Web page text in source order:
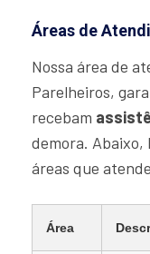
Áreas de
Nossa área de
Parelheiros,
recebam
demora. Abaixo,
áreas que
Área